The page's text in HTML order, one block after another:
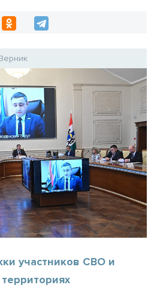
участников СВО и